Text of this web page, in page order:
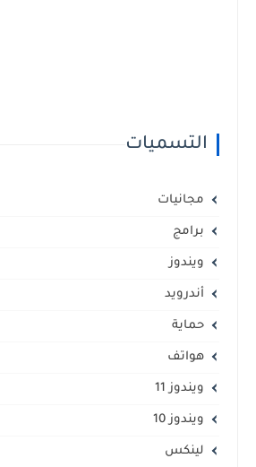
التسميات
مجانيات
برامج
ويندوز
أندرويد
حماية
هواتف
ويندوز 11
ويندوز 10
لينكس